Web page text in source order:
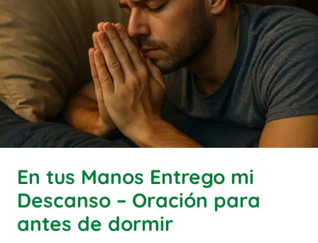
En tus Manos Entrego mi
Descanso – Oración para
antes de dormir